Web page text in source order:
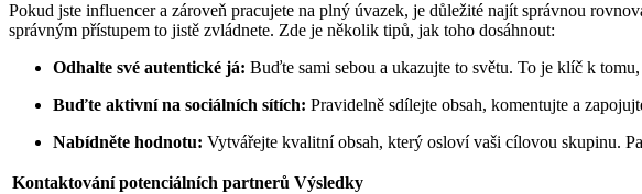
Pokud jste influencer a zároveň pracujete na plný úvazek, je důležité najít správnou
správným přístupem to jistě zvládnete. Zde je několik tipů, jak toho dosáhnout:
Odhalte své autentické já: Buďte sami sebou a ukazujte to světu. To je klíč k
Buďte aktivní na sociálních sítích: Pravidelně sdílejte obsah, komentujte a
Nabídněte hodnotu: Vytvářejte kvalitní obsah, který osloví vaši cílovou skupinu.
Kontaktování potenciálních partnerů Výsledky